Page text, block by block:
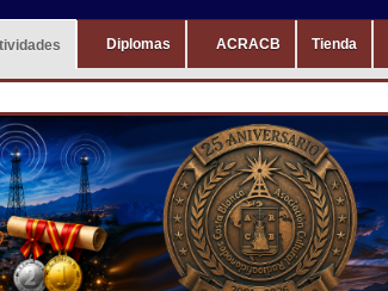
Diplomas ACRACB Tienda